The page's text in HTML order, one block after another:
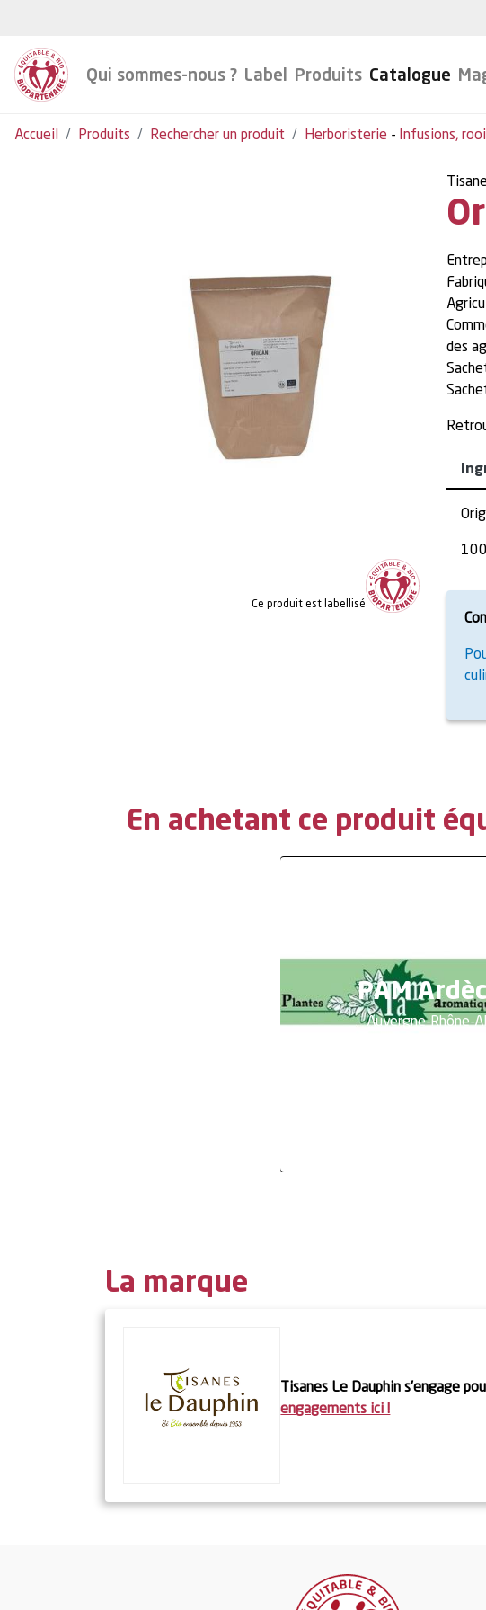
Qui sommes-nous ? Label Produits Catalogue
Accueil Produits Rechercher un produit Herboristerie - Infusions,
Ce produit est labellisé
des
En achetant ce produit
PAM
Auvergne-Rhône-
La marque
Tisanes Le Dauphin s’engage
engagements ici !